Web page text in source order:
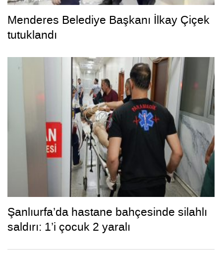
Menderes Belediye Başkanı İlkay Çiçek
tutuklandı
Şanlıurfa’da hastane bahçesinde silahlı
saldırı: 1’i çocuk 2 yaralı